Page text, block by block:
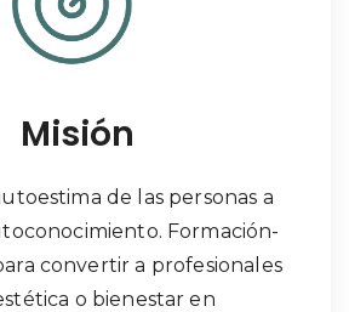
Misión
de las personas a
Formación-
convertir a profesionales
o bienestar en